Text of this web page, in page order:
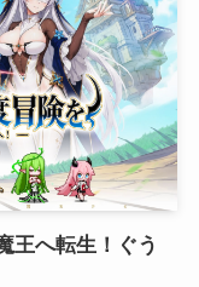
王へ転生！ぐう